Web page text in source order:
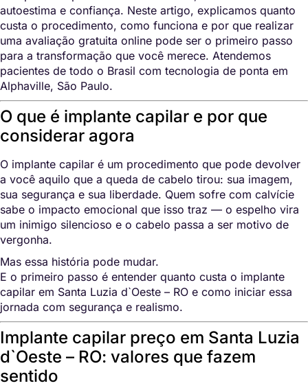
autoestima e confiança. Neste artigo, explicamos quanto
custa o procedimento, como funciona e por que realizar
uma avaliação gratuita online pode ser o primeiro passo
para a transformação que você merece. Atendemos
pacientes de todo o Brasil com tecnologia de ponta em
Alphaville, São Paulo.
O que é implante capilar e por que
considerar agora
O implante capilar é um procedimento que pode devolver
a você aquilo que a queda de cabelo tirou: sua imagem,
sua segurança e sua liberdade. Quem sofre com calvície
sabe o impacto emocional que isso traz — o espelho vira
um inimigo silencioso e o cabelo passa a ser motivo de
vergonha.
Mas essa história pode mudar.
E o primeiro passo é entender quanto custa o implante
capilar em Santa Luzia d`Oeste – RO e como iniciar essa
jornada com segurança e realismo.
Implante capilar preço em Santa Luzia
d`Oeste – RO: valores que fazem
sentido